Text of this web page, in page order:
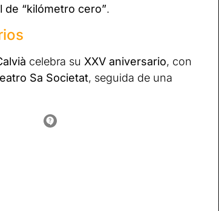
de “kilómetro cero”.
celebra su XXV aniversario, con
Sa Societat, seguida de una